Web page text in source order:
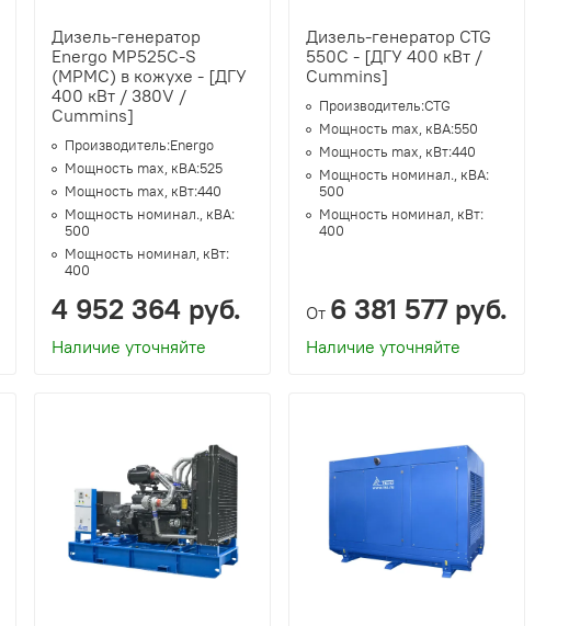
Дизель-генератор
Energo MP525C-S
(MPMC) в кожухе - [ДГУ
400 кВт / 380V /
Cummins]
Производитель:Energo
Мощность max, кВА:525
Мощность max, кВт:440
Мощность номинал., кВА:
500
Мощность номинал, кВт:
400
Наличие уточняйте
4 952 364 руб.
Дизель-генератор CTG
550C - [ДГУ 400 кВт /
Cummins]
Производитель:CTG
Мощность max, кВА:550
Мощность max, кВт:440
Мощность номинал., кВА:
500
Мощность номинал, кВт:
400
Наличие уточняйте
От 6 381 577 руб.